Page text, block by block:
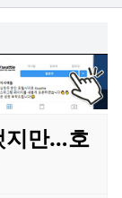
지만…호